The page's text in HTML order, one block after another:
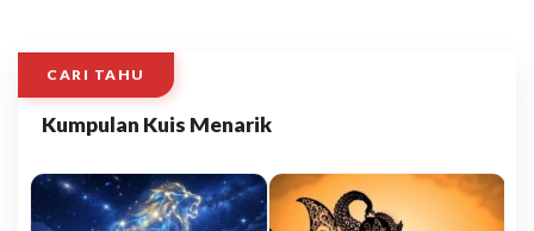
CARI TAHU
Kumpulan Kuis Menarik